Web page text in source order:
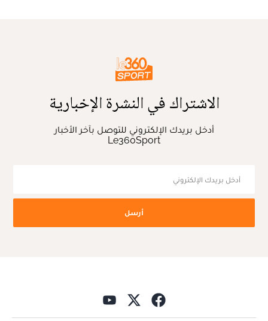
الاشتراك في النشرة الإخبارية
أدخل بريدك الإلكتروني للتوصل بآخر الأخبار
Le360Sport
أرسل